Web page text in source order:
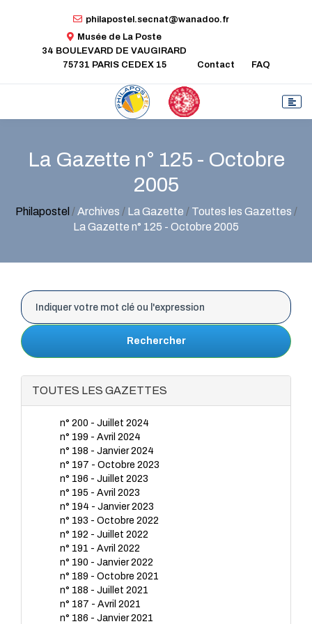
philapostel.secnat@wanadoo.fr
Musée de La Poste
34 BOULEVARD DE VAUGIRARD
75731 PARIS CEDEX 15
Contact FAQ
La Gazette n° 125 - Octobre
2005
Philapostel /Archives / La Gazette / Toutes les Gazettes /
La Gazette n° 125 - Octobre 2005
Rechercher
TOUTES LES GAZETTES
n° 200 - Juillet 2024
n° 199 - Avril 2024
n° 198 - Janvier 2024
n° 197 - Octobre 2023
n° 196 - Juillet 2023
n° 195 - Avril 2023
n° 194 - Janvier 2023
n° 193 - Octobre 2022
n° 192 - Juillet 2022
n° 191 - Avril 2022
n° 190 - Janvier 2022
n° 189 - Octobre 2021
n° 188 - Juillet 2021
n° 187 - Avril 2021
n° 186 - Janvier 2021